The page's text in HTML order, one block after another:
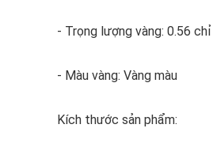
- Trọng lượng vàng: 0.56 chỉ
- Màu vàng: Vàng màu
Kích thước sản phẩm: